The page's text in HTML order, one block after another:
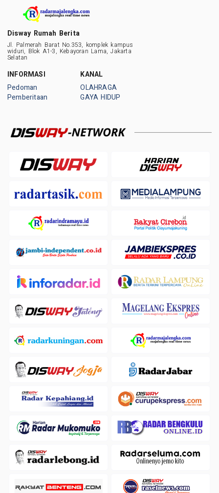
Disway Rumah Berita
Jl. Palmerah Barat No.353, komplek kampus
widuri, Blok A1-3, Kebayoran Lama, Jakarta
Selatan
INFORMASI
Pedoman
Pemberitaan
KANAL
OLAHRAGA
GAYA HIDUP